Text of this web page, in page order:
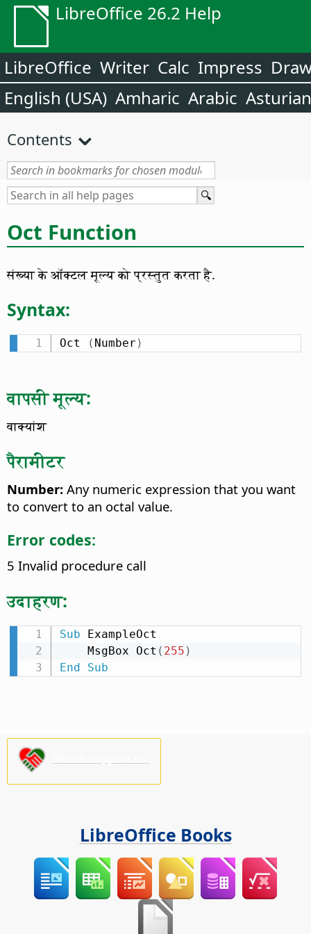
LibreOffice 26.2 Help
LibreOffice Writer Calc Impress
English (USA) Amharic Arabic Asturian
Contents
Oct Function
संख्या के ऑक्टल मूल्य को प्रस्तुत करता है.
Syntax:
Oct ( Number )
वापसी मूल्य:
वाक्यांश
पैरामीटर
Number: Any numeric expression that you want
to convert to an octal value.
Error codes:
5 Invalid procedure call
उदाहरण:
Sub ExampleOct
    MsgBox Oct
( 255 )
End
Sub
LibreOffice Books